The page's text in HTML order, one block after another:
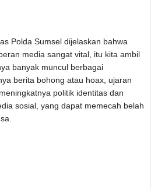
Polda Sumsel dijelaskan bahwa
media sangat vital, itu kita ambil
banyak muncul berbagai
berita bohong atau hoax, ujaran
politik identitas dan
sosial, yang dapat memecah belah